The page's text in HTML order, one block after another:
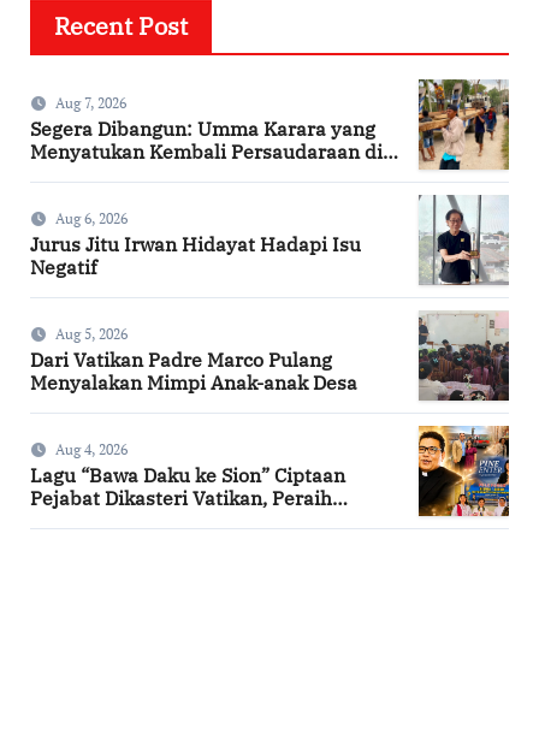
Recent Post
Aug 7, 2026
Segera Dibangun: Umma Karara yang
Menyatukan Kembali Persaudaraan di
Aug 6, 2026
Jurus Jitu Irwan Hidayat Hadapi Isu
Negatif
Aug 5, 2026
Dari Vatikan Padre Marco Pulang
Menyalakan Mimpi Anak-anak Desa
Aug 4, 2026
Lagu “Bawa Daku ke Sion” Ciptaan
Pejabat Dikasteri Vatikan, Peraih